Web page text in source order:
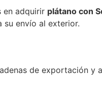
en adquirir plátano con
su envío al exterior.
de exportación y